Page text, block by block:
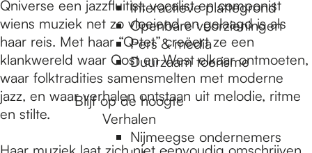
Interactieve plattegrond
Openbare voorzieningen
Pers & media
Duurzaam toerisme
Blijf op de hoogte
Verhalen
Nijmeegse ondernemers
Qniverse een jazzfluitist, vocalist en componist
wiens muziek net zo vloeiend en gelaagd is als
haar reis. Met haar “Q-tet” creëert ze een
klankwereld waar Oost en West elkaar ontmoeten,
waar folktradities samensmelten met moderne
jazz, en waar verhalen ontstaan uit melodie, ritme
en stilte.